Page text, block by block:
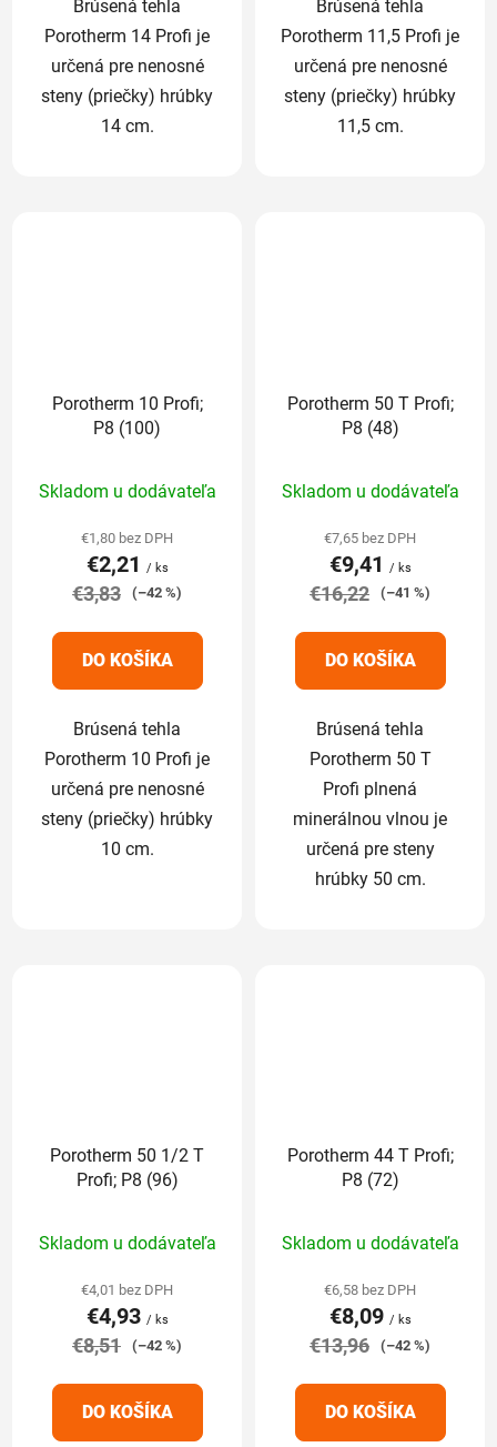
Brúsená tehla
Porotherm 14 Profi je
určená pre nenosné
steny (priečky) hrúbky
14 cm.
Brúsená tehla
Porotherm 11,5 Profi je
určená pre nenosné
steny (priečky) hrúbky
11,5 cm.
Porotherm 10 Profi;
P8 (100)
hodnotenie
produktu
je
5,0
5
hviezdičiek.
Skladom u dodávateľa
€1,80 bez DPH
€2,21 / ks
€3,83 (–42 %)
DO KOŠÍKA
Brúsená tehla
Porotherm 10 Profi je
určená pre nenosné
steny (priečky) hrúbky
10 cm.
Porotherm 50 T Profi;
P8 (48)
hodnotenie
produktu
je
5,0
5
hviezdičiek.
Skladom u dodávateľa
€7,65 bez DPH
€9,41 / ks
€16,22 (–41 %)
DO KOŠÍKA
Brúsená tehla
Porotherm 50 T
Profi plnená
minerálnou vlnou je
určená pre steny
hrúbky 50 cm.
Porotherm 50 1/2 T
Profi; P8 (96)
hodnotenie
produktu
je
5,0
5
hviezdičiek.
Skladom u dodávateľa
€4,01 bez DPH
€4,93 / ks
€8,51 (–42 %)
DO KOŠÍKA
Porotherm 44 T Profi;
P8 (72)
hodnotenie
produktu
je
5,0
5
hviezdičiek.
Skladom u dodávateľa
€6,58 bez DPH
€8,09 / ks
€13,96 (–42 %)
DO KOŠÍKA